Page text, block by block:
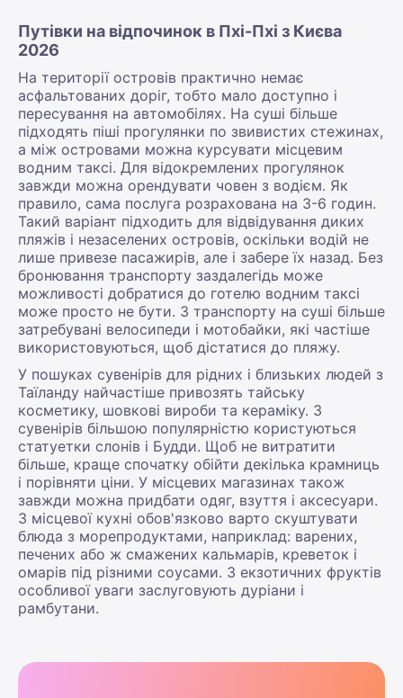
Путівки на відпочинок в Пхі-Пхі з Києва
2026
На території островів практично немає
асфальтованих доріг, тобто мало доступно і
пересування на автомобілях. На суші більше
підходять піші прогулянки по звивистих стежинах,
а між островами можна курсувати місцевим
водним таксі. Для відокремлених прогулянок
завжди можна орендувати човен з водієм. Як
правило, сама послуга розрахована на 3-6 годин.
Такий варіант підходить для відвідування диких
пляжів і незаселених островів, оскільки водій не
лише привезе пасажирів, але і забере їх назад. Без
бронювання транспорту заздалегідь може
можливості добратися до готелю водним таксі
може просто не бути. З транспорту на суші більше
затребувані велосипеди і мотобайки, які частіше
використовуються, щоб дістатися до пляжу.
У пошуках сувенірів для рідних і близьких людей з
Таїланду найчастіше привозять тайську
косметику, шовкові вироби та кераміку. З
сувенірів більшою популярністю користуються
статуетки слонів і Будди. Щоб не витратити
більше, краще спочатку обійти декілька крамниць
і порівняти ціни. У місцевих магазинах також
завжди можна придбати одяг, взуття і аксесуари.
З місцевої кухні обов'язково варто скуштувати
блюда з морепродуктами, наприклад: варених,
печених або ж смажених кальмарів, креветок і
омарів під різними соусами. З екзотичних фруктів
особливої уваги заслуговують дуріани і
рамбутани.